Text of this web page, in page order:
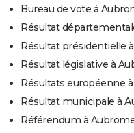
Bureau de vote à
Résultat
Résultat présidentielle
Résultat législative à
Résultats européenne
Résultat municipale à
Référendum à